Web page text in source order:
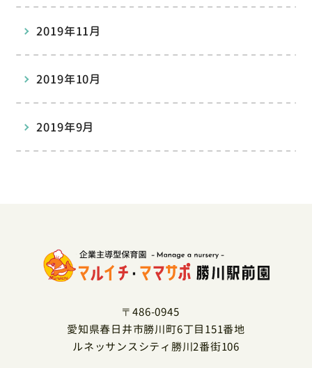
2019年11月
2019年10月
2019年9月
〒486-0945
愛知県春日井市勝川町6丁目151番地
ルネッサンスシティ勝川2番街106